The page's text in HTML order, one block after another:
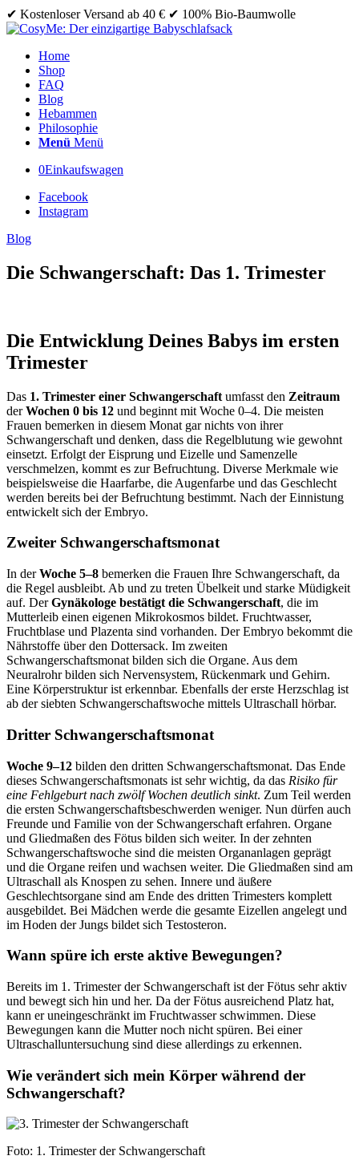
✔ Kostenloser Versand ab 40 € ✔ 100% Bio-Baumwolle
Home
Shop
FAQ
Blog
Hebammen
Philosophie
Menü Menü
0Einkaufswagen
Facebook
Instagram
Blog
Die Schwangerschaft: Das 1. Trimester
Die Entwicklung Deines Babys im ersten
Trimester
Das 1. Trimester einer Schwangerschaft umfasst den Zeitraum
derWochen 0 bis 12 und beginnt mit Woche 0–4. Die meisten
Frauen bemerken in diesem Monat gar nichts von ihrer
Schwangerschaft und denken, dass die Regelblutung wie gewohnt
einsetzt. Erfolgt der Eisprung und Eizelle und Samenzelle
verschmelzen, kommt es zur Befruchtung. Diverse Merkmale wie
beispielsweise die Haarfarbe, die Augenfarbe und das Geschlecht
werden bereits bei der Befruchtung bestimmt. Nach der Einnistung
entwickelt sich der Embryo.
Zweiter Schwangerschaftsmonat
In derWoche 5–8 bemerken die Frauen Ihre Schwangerschaft, da
die Regel ausbleibt. Ab und zu treten Übelkeit und starke Müdigkeit
auf. DerGynäkologe bestätigt die Schwangerschaft, die im
Mutterleib einen eigenen Mikrokosmos bildet. Fruchtwasser,
Fruchtblase und Plazenta sind vorhanden. Der Embryo bekommt die
Nährstoffe über den Dottersack. Im zweiten
Schwangerschaftsmonat bilden sich die Organe. Aus dem
Neuralrohr bilden sich Nervensystem, Rückenmark und Gehirn.
Eine Körperstruktur ist erkennbar. Ebenfalls der erste Herzschlag ist
ab der siebten Schwangerschaftswoche mittels Ultraschall hörbar.
Dritter Schwangerschaftsmonat
Woche 9–12 bilden den dritten Schwangerschaftsmonat. Das Ende
dieses Schwangerschaftsmonats ist sehr wichtig, da das Risiko für
eine Fehlgeburt nach zwölf Wochen deutlich sinkt. Zum Teil werden
die ersten Schwangerschaftsbeschwerden weniger. Nun dürfen auch
Freunde und Familie von der Schwangerschaft erfahren. Organe
und Gliedmaßen des Fötus bilden sich weiter. In der zehnten
Schwangerschaftswoche sind die meisten Organanlagen geprägt
und die Organe reifen und wachsen weiter. Die Gliedmaßen sind am
Ultraschall als Knospen zu sehen. Innere und äußere
Geschlechtsorgane sind am Ende des dritten Trimesters komplett
ausgebildet. Bei Mädchen werde die gesamte Eizellen angelegt und
im Hoden der Jungs bildet sich Testosteron.
Wann spüre ich erste aktive Bewegungen?
Bereits im 1. Trimester der Schwangerschaft ist der Fötus sehr aktiv
und bewegt sich hin und her. Da der Fötus ausreichend Platz hat,
kann er uneingeschränkt im Fruchtwasser schwimmen. Diese
Bewegungen kann die Mutter noch nicht spüren. Bei einer
Ultraschalluntersuchung sind diese allerdings zu erkennen.
Wie verändert sich mein Körper während der
Schwangerschaft?
Foto: 1. Trimester der Schwangerschaft